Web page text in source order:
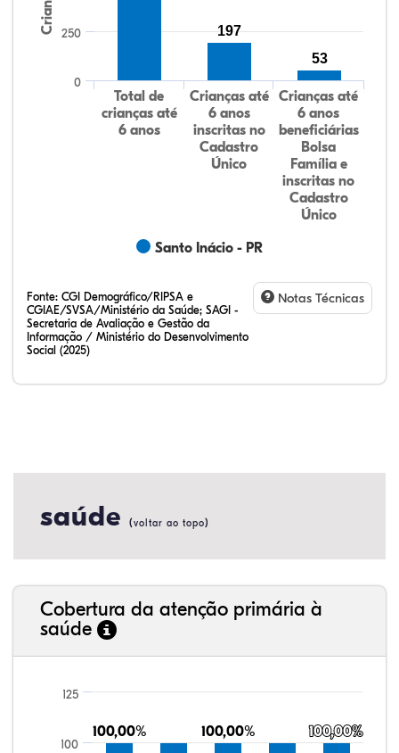
Santo Inácio - PR
Total de
crianças até
6 anos
Crianças até
6 anos
inscritas no
Cadastro
Único
Crianças até
6 anos
beneficiárias
Bolsa
Família e
inscritas no
Cadastro
Único
0
250
197
53
Fonte: CGI Demográfico/RIPSA e
CGIAE/SVSA/Ministério da Saúde; SAGI -
Secretaria de Avaliação e Gestão da
Informação / Ministério do Desenvolvimento
Social (2025)
Notas Técnicas
saúde (voltar ao topo)
Cobertura da atenção primária à
saúde
100,00%
100,00% 100,00%
100,00% 100,00%
100,00%
100
125